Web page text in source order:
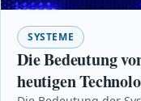
SYSTEME
Die Bedeutung
heutigen